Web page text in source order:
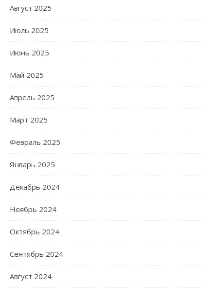
Август 2025
Июль 2025
Июнь 2025
Май 2025
Апрель 2025
Март 2025
Февраль 2025
Январь 2025
Декабрь 2024
Ноябрь 2024
Октябрь 2024
Сентябрь 2024
Август 2024